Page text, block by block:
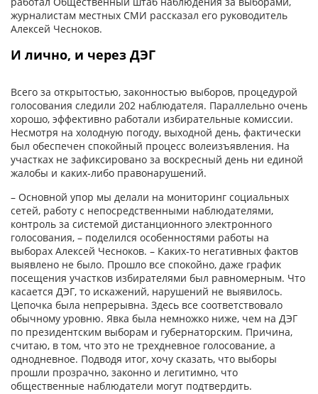
журналистам местных СМИ рассказал его руководитель
Алексей Чесноков.
И лично, и через ДЭГ
Всего за открытостью, законностью выборов, процеду­рой
голосования следили 202 наблюдателя. Параллельно очень
хорошо, эффективно работали избирательные комиссии.
Несмотря на холодную погоду, выходной день, фактически
был обеспечен спокойный процесс волеизъявления. На
участках не зафиксировано за воскресный день ни единой
жалобы и каких-либо правонарушений.
– Основной упор мы делали на мониторинг социальных
сетей, работу с непосредственными наблюдателями,
контроль за системой дистанционного электронного
голосования, – поделился особенностями работы на
выборах Алексей Чесноков. – Каких-то негативных фактов
выявлено не было. Прошло все спокойно, даже график
посещения участков избирателями был равномерным. Что
касается ДЭГ, то искажений, нарушений не выявилось.
Цепочка была непрерывна. Здесь все соответствовало
обычному уровню. Явка была немножко ниже, чем на ДЭГ
по президентским выборам и губернаторским. Причина,
считаю, в том, что это не трехдневное голосование, а
однодневное. Подводя итог, хочу сказать, что выборы
прошли прозрачно, законно и легитимно, что
общественные наблюдатели могут подтвердить.